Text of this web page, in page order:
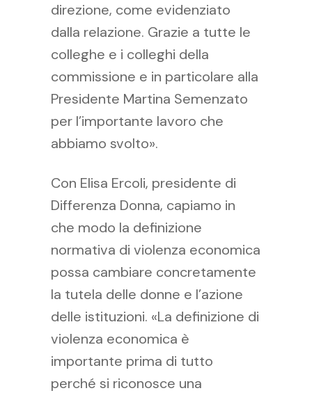
direzione, come evidenziato
dalla relazione. Grazie a tutte le
colleghe e i colleghi della
commissione e in particolare alla
Presidente Martina Semenzato
per l’importante lavoro che
abbiamo svolto».
Con Elisa Ercoli, presidente di
Differenza Donna, capiamo in
che modo la definizione
normativa di violenza economica
possa cambiare concretamente
la tutela delle donne e l’azione
delle istituzioni. «La definizione di
violenza economica è
importante prima di tutto
perché si riconosce una